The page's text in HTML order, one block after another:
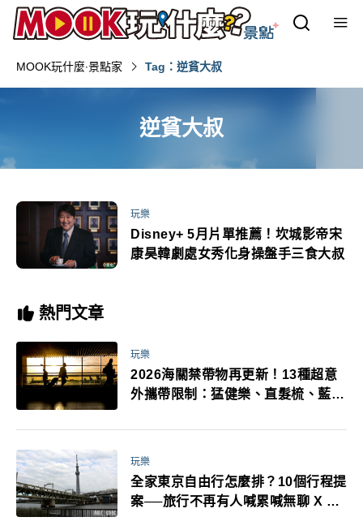
MOOK玩什麼‧景點家 Tag：逆貧大叔
逆貧大叔
玩樂
Disney+ 5月片單推薦！坎城影帝宋
康昊韓劇處女秀化身操盤手三食大叔
熱門文章
玩樂
2026海關禁帶物再更新！13種超意
外攜帶限制：猛健樂、直髮梳、藍牙
萬！注意事項一次看！
玩樂
全家東京自由行怎麼排？10個行程提
案──旅行不再有人喊累喊無聊 X 爸